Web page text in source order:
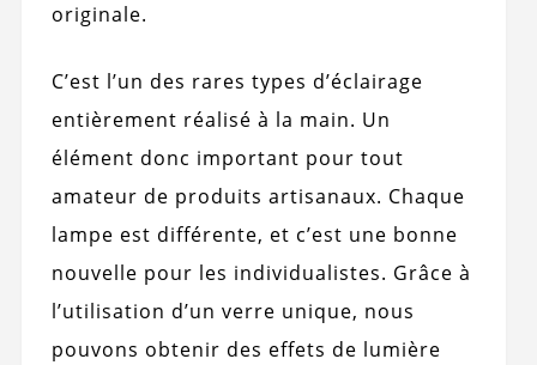
originale.
C’est l’un des rares types d’éclairage
entièrement réalisé à la main. Un
élément donc important pour tout
amateur de produits artisanaux. Chaque
lampe est différente, et c’est une bonne
nouvelle pour les individualistes. Grâce à
l’utilisation d’un verre unique, nous
pouvons obtenir des effets de lumière